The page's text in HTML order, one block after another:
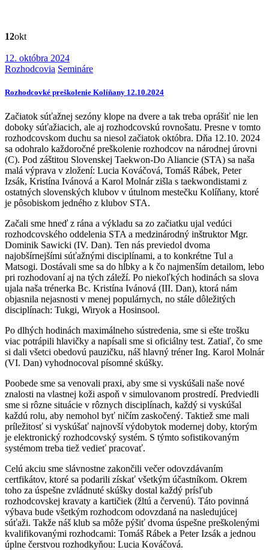
12okt
12. októbra 2024
Rozhodcovia Semináre
Rozhodcovké preškolenie Kolíňany 12.10.2024
Začiatok súťažnej sezóny klope na dvere a tak treba oprášiť nie len
doboky súťažiacich, ale aj rozhodcovskú rovnošatu. Presne v tomto
rozhodcovskom duchu sa niesol začiatok októbra. Dňa 12.10. 2024
sa odohralo každoročné preškolenie rozhodcov na národnej úrovni
(C). Pod záštitou Slovenskej Taekwon-Do Aliancie (STA) sa naša
malá výprava v zložení: Lucia Kováčová, Tomáš Rábek, Peter
Izsák, Kristína Ivánová a Karol Molnár zišla s taekwondistami z
ostatných slovenských klubov v útulnom mestečku Kolíňany, ktoré
je pôsobiskom jedného z klubov STA.
Začali sme hneď z rána a výkladu sa zo začiatku ujal vedúci
rozhodcovského oddelenia STA a medzinárodný inštruktor Mgr.
Dominik Sawicki (IV. Dan). Ten nás previedol dvoma
najobšírnejšími súťažnými disciplínami, a to konkrétne Tul a
Matsogi. Dostávali sme sa do hĺbky a k čo najmenším detailom, lebo
pri rozhodovaní aj na tých záleží. Po niekoľkých hodinách sa slova
ujala naša trénerka Bc. Kristína Ivánová (III. Dan), ktorá nám
objasnila nejasnosti v menej populárnych, no stále dôležitých
disciplínach: Tukgi, Wiryok a Hosinsool.
Po dlhých hodinách maximálneho sústredenia, sme si ešte trošku
viac potrápili hlavičky a napísali sme si oficiálny test. Zatiaľ, čo sme
si dali všetci obedovú pauzičku, náš hlavný tréner Ing. Karol Molnár
(VI. Dan) vyhodnocoval písomné skúšky.
Poobede sme sa venovali praxi, aby sme si vyskúšali naše nové
znalosti na vlastnej koži aspoň v simulovanom prostredí. Predviedli
sme si rôzne situácie v rôznych disciplínach, každý si vyskúšal
každú rolu, aby nemohol byť ničím zaskočený. Taktiež sme mali
príležitosť si vyskúšať najnovší výdobytok modernej doby, ktorým
je elektronický rozhodcovský systém. S týmto sofistikovaným
systémom treba tiež vedieť pracovať.
Celú akciu sme slávnostne zakončili večer odovzdávaním
certfikátov, ktoré sa podarili získať všetkým účastníkom. Okrem
toho za úspešne zvládnuté skúšky dostal každý prísľub
rozhodcovskej kravaty a kartičiek (žltú a červenú). Táto povinná
výbava bude všetkým rozhodcom odovzdaná na nasledujúcej
súťaži. Takže náš klub sa môže pýšiť dvoma úspešne preškolenými
kvalifikovanými rozhodcami: Tomáš Rábek a Peter Izsák a jednou
úplne čerstvou rozhodkyňou: Lucia Kováčová.